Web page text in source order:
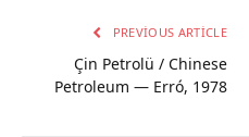
PREVIOUS ARTICLE
Çin Petrolü / Chinese
Petroleum — Erró, 1978